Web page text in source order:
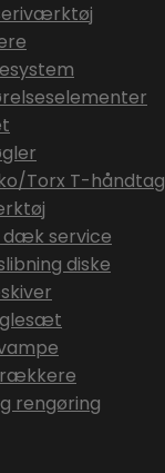
Torx T-håndtag
dæk service
diske
rengøring